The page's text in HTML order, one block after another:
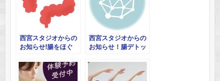
西宮スタジオからの
お知らせ!腸をほぐ
ガ体験会 他
西宮スタジオからの
お知らせ！腸デトッ